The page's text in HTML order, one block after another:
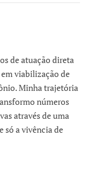
de atuação direta
viabilização de
Minha trajetória
números
através de uma
só a vivência de